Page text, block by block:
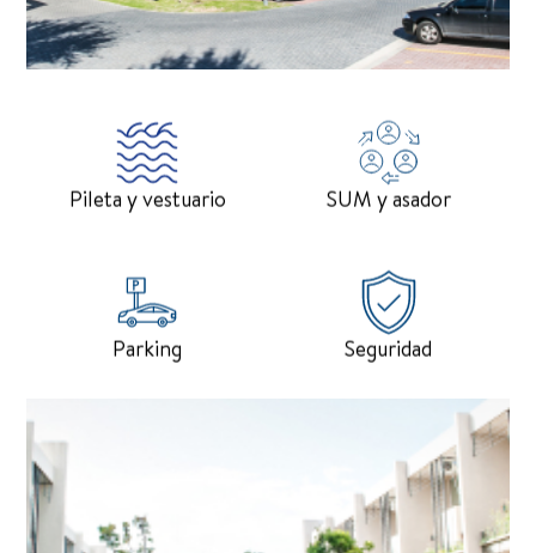
Pileta y vestuario SUM y asador
Parking Seguridad